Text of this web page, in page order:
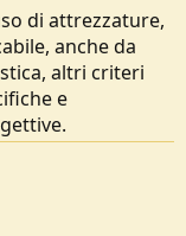
di attrezzature,
anche da
altri criteri
e